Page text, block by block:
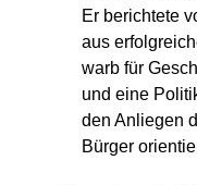
Er berichtete
aus
warb für
und eine
den Anliegen
Bürger